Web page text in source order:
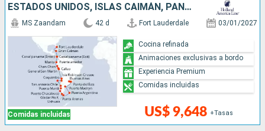
ESTADOS UNIDOS, ISLAS CAIMÁN, PANAMÁ, ECUADOR, PERÚ, CHILE, ISLAS MALVINAS, URUGUAY, ARGENTINA
Comidas incluidas
MS Zaandam 42 d Fort Lauderdale 03/01/2027
US$ 9,648 +Tasas
Cocina refinada
Animaciones exclusivas a bordo
Experiencia Premium
Comidas incluidas